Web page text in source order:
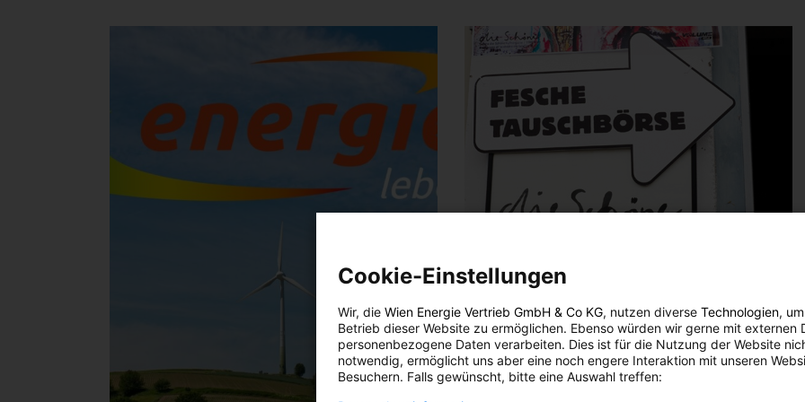
Events März 2017
25. FEBRUAR 2017 VON ENERGIELEBEN REDAKTION
Wir zeigen dir, was sich in Wien abspielt und wo nicht
Cookie-Einstellungen
Wir, die Wien Energie Vertrieb GmbH & Co KG, nutzen diverse Technologien,
Betrieb dieser Website zu ermöglichen. Ebenso würden wir gerne mit externen
personenbezogene Daten verarbeiten. Dies ist für die Nutzung der Website
notwendig, ermöglicht uns aber eine noch engere Interaktion mit unseren
Besuchern. Falls gewünscht, bitte eine Auswahl treffen: